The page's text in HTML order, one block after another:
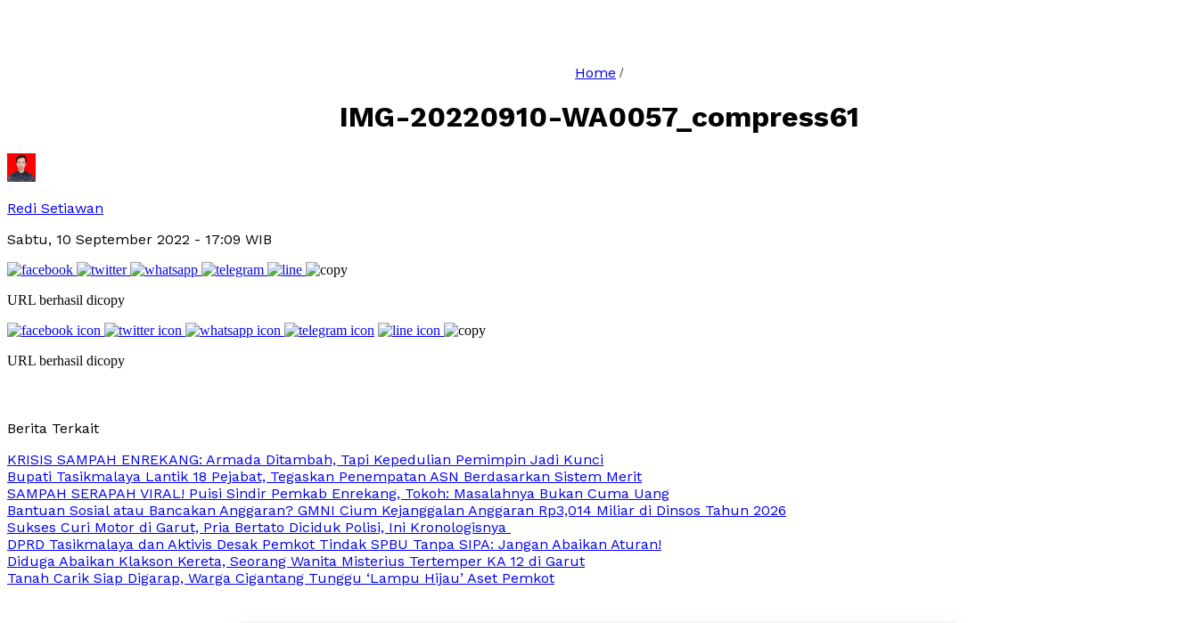
Home /
IMG-20220910-WA0057_compress61
Redi Setiawan
Sabtu, 10 September 2022 - 17:09 WIB
URL berhasil dicopy
URL berhasil dicopy
Berita Terkait
KRISIS SAMPAH ENREKANG: Armada Ditambah, Tapi Kepedulian Pemimpin Jadi Kunci
Bupati Tasikmalaya Lantik 18 Pejabat, Tegaskan Penempatan ASN Berdasarkan Sistem Merit
SAMPAH SERAPAH VIRAL! Puisi Sindir Pemkab Enrekang, Tokoh: Masalahnya Bukan Cuma Uang
Bantuan Sosial atau Bancakan Anggaran? GMNI Cium Kejanggalan Anggaran Rp3,014 Miliar di Dinsos Tahun 2026
Sukses Curi Motor di Garut, Pria Bertato Diciduk Polisi, Ini Kronologisnya
DPRD Tasikmalaya dan Aktivis Desak Pemkot Tindak SPBU Tanpa SIPA: Jangan Abaikan Aturan!
Diduga Abaikan Klakson Kereta, Seorang Wanita Misterius Tertemper KA 12 di Garut
Tanah Carik Siap Digarap, Warga Cigantang Tunggu ‘Lampu Hijau’ Aset Pemkot